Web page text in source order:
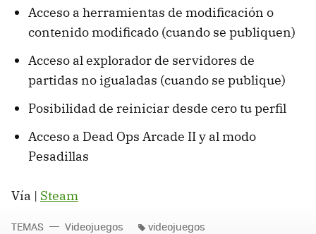
Acceso a herramientas de modificación o
contenido modificado (cuando se publiquen)
Acceso al explorador de servidores de
partidas no igualadas (cuando se publique)
Posibilidad de reiniciar desde cero tu perfil
Acceso a Dead Ops Arcade II y al modo
Pesadillas
Vía | Steam
TEMAS Videojuegos videojuegos